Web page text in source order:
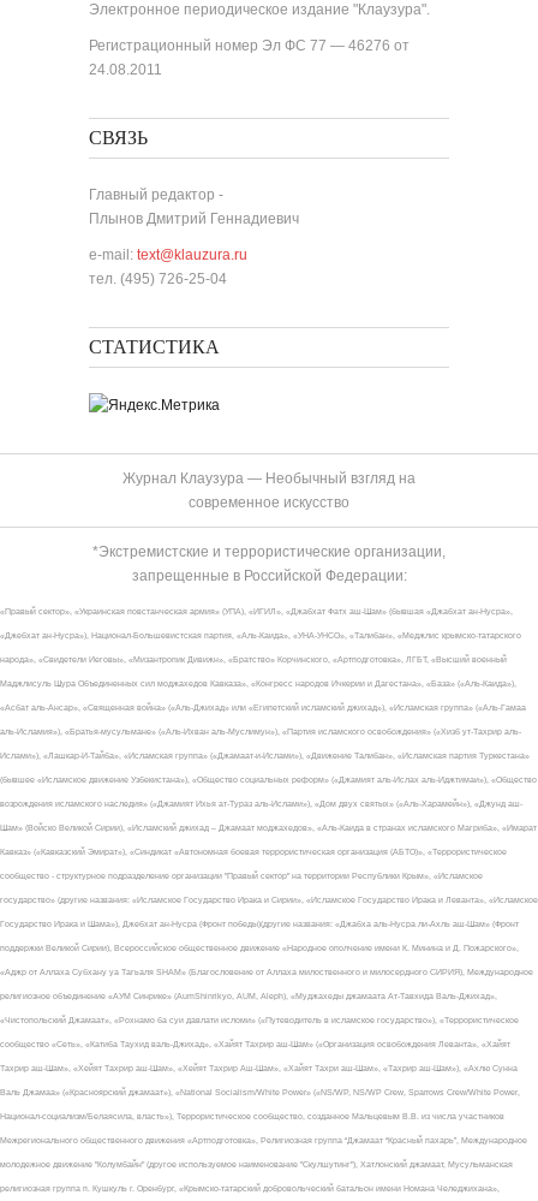
Электронное периодическое издание "Клаузура".
Регистрационный номер Эл ФС 77 — 46276 от
24.08.2011
СВЯЗЬ
Главный редактор -
Плынов Дмитрий Геннадиевич
e-mail: text@klauzura.ru
тел. (495) 726-25-04
СТАТИСТИКА
Журнал Клаузура — Необычный взгляд на
современное искусство
*Экстремистские и террористические организации,
запрещенные в Российской Федерации:
«Правый сектор», «Украинская повстанческая армия» (УПА), «ИГИЛ», «Джабхат Фатх аш-Шам» (бывшая «Джабхат ан-Нусра»,
«Джебхат ан-Нусра»), Национал-Большевистская партия, «Аль-Каида», «УНА-УНСО», «Талибан», «Меджлис крымско-татарского
народа», «Свидетели Иеговы», «Мизантропик Дивижн», «Братство» Корчинского, «Артподготовка», ЛГБТ, «Высший военный
Маджлисуль Шура Объединенных сил моджахедов Кавказа», «Конгресс народов Ичкерии и Дагестана», «База» («Аль-Каида»),
«Асбат аль-Ансар», «Священная война» («Аль-Джихад» или «Египетский исламский джихад»), «Исламская группа» («Аль-Гамаа
аль-Исламия»), «Братья-мусульмане» («Аль-Ихван аль-Муслимун»), «Партия исламского освобождения» («Хизб ут-Тахрир аль-
Ислами»), «Лашкар-И-Тайба», «Исламская группа» («Джамаат-и-Ислами»), «Движение Талибан», «Исламская партия Туркестана»
(бывшее «Исламское движение Узбекистана»), «Общество социальных реформ» («Джамият аль-Ислах аль-Иджтимаи»), «Общество
возрождения исламского наследия» («Джамият Ихья ат-Тураз аль-Ислами»), «Дом двух святых» («Аль-Харамейн»), «Джунд аш-
Шам» (Войско Великой Сирии), «Исламский джихад – Джамаат моджахедов», «Аль-Каида в странах исламского Магриба», «Имарат
Кавказ» («Кавказский Эмират»), «Синдикат «Автономная боевая террористическая организация (АБТО)», «Террористическое
сообщество - структурное подразделение организации "Правый сектор" на территории Республики Крым», «Исламское
государство» (другие названия: «Исламское Государство Ирака и Сирии», «Исламское Государство Ирака и Леванта», «Исламское
Государство Ирака и Шама»), Джебхат ан-Нусра (Фронт победы)(другие названия: «Джабха аль-Нусра ли-Ахль аш-Шам» (Фронт
поддержки Великой Сирии), Всероссийское общественное движение «Народное ополчение имени К. Минина и Д. Пожарского»,
«Аджр от Аллаха Субхану уа Тагьаля SHAM» (Благословение от Аллаха милоственного и милосердного СИРИЯ), Международное
религиозное объединение «АУМ Синрике» (AumShinrikyo, AUM, Aleph), «Муджахеды джамаата Ат-Тавхида Валь-Джихад»,
«Чистопольский Джамаат», «Рохнамо ба суи давлати исломи» («Путеводитель в исламское государство»), «Террористическое
сообщество «Сеть», «Катиба Таухид валь-Джихад», «Хайят Тахрир аш-Шам» («Организация освобождения Леванта», «Хайят
Тахрир аш-Шам», «Хейят Тахрир аш-Шам», «Хейят Тахрир Аш-Шам», «Хайят Тахри аш-Шам», «Тахрир аш-Шам»), «Ахлю Сунна
Валь Джамаа» («Красноярский джамаат»), «National Socialism/White Power» («NS/WP, NS/WP Crew, Sparrows Crew/White Power,
Национал-социализм/Белаясила, власть»), Террористическое сообщество, созданное Мальцевым В.В. из числа участников
Межрегионального общественного движения «Артподготовка», Религиозная группа “Джамаат “Красный пахарь”, Международное
молодежное движение "Колумбайн" (другое используемое наименование "Скулшутинг"), Хатлонский джамаат, Мусульманская
религиозная группа п. Кушкуль г. Оренбург, «Крымско-татарский добровольческий батальон имени Номана Челеджихана»,